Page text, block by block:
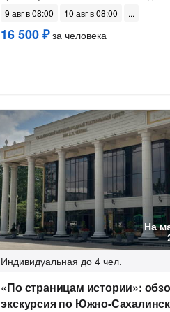
9 авг в 08:00 10 авг в 08:00
16 500 ₽за человека
На
Индивидуальная до 4 чел.
«По страницам истории»:
экскурсия по Южно-